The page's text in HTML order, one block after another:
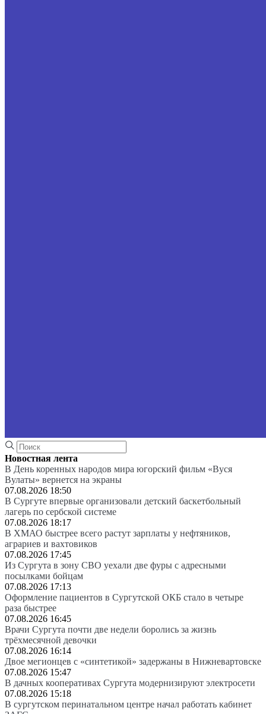
Новостная лента
В День коренных народов мира югорский фильм «Вуся
Вулаты» вернется на экраны
07.08.2026 18:50
В Сургуте впервые организовали детский баскетбольный
лагерь по сербской системе
07.08.2026 18:17
В ХМАО быстрее всего растут зарплаты у нефтяников,
аграриев и вахтовиков
07.08.2026 17:45
Из Сургута в зону СВО уехали две фуры с адресными
посылками бойцам
07.08.2026 17:13
Оформление пациентов в Сургутской ОКБ стало в четыре
раза быстрее
07.08.2026 16:45
Врачи Сургута почти две недели боролись за жизнь
трёхмесячной девочки
07.08.2026 16:14
Двое мегионцев с «синтетикой» задержаны в Нижневартовске
07.08.2026 15:47
В дачных кооперативах Сургута модернизируют электросети
07.08.2026 15:18
В сургутском перинатальном центре начал работать кабинет